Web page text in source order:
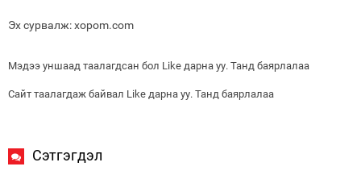
Эх сурвалж: xopom.com
Мэдээ уншаад таалагдсан бол Like дарна уу. Танд баярлалаа
Сайт таалагдаж байвал Like дарна уу. Танд баярлалаа
Сэтгэгдэл